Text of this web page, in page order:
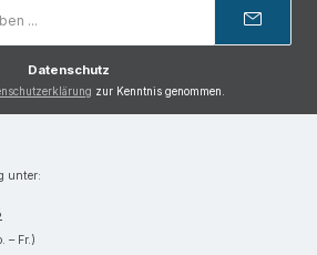
Datenschutz
zur Kenntnis genommen.
unter:
– Fr.)